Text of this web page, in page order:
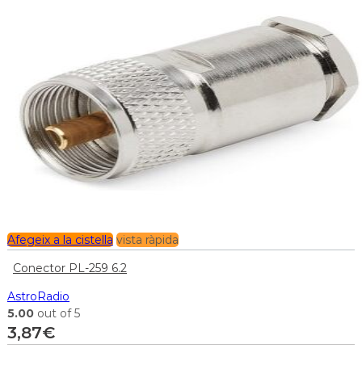
Afegeix a la cistella vista ràpida
Conector PL-259 6.2
AstroRadio
5.00 out of 5
3,87€